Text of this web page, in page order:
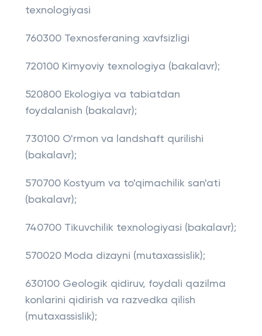
texnologiyasi
760300 Texnosferaning xavfsizligi
720100 Kimyoviy texnologiya (bakalavr);
520800 Ekologiya va tabiatdan
foydalanish (bakalavr);
730100 O'rmon va landshaft qurilishi
(bakalavr);
570700 Kostyum va to'qimachilik san'ati
(bakalavr);
740700 Tikuvchilik texnologiyasi (bakalavr);
570020 Moda dizayni (mutaxassislik);
630100 Geologik qidiruv, foydali qazilma
konlarini qidirish va razvedka qilish
(mutaxassislik);